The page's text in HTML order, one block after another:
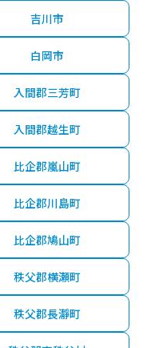
吉川市
白岡市
入間郡三芳町
入間郡越生町
比企郡嵐山町
比企郡川島町
比企郡鳩山町
秩父郡横瀬町
秩父郡長瀞町